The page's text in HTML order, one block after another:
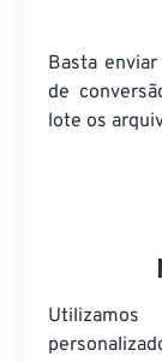
Basta
de
lote os